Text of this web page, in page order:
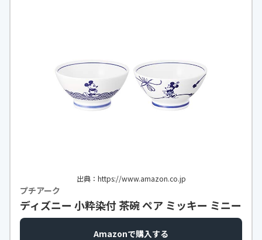
出典：https://www.amazon.co.jp
プチアーク
ディズニー 小粋染付 茶碗 ペア ミッキー ミニー
Amazonで購入する